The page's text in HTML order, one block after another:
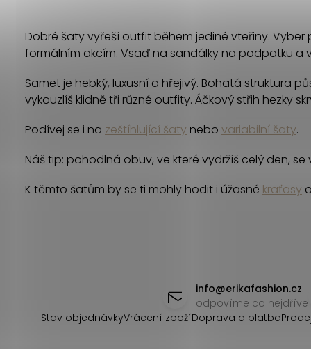
l
á
d
a
c
p
Dobré šaty vyřeší outfit během jediné vteřiny. Vyber
formálním akcím. Vsaď na sandálky na podpatku a
Samet je hebký, luxusní a hřejivý. Bohatá struktura
vykouzlíš klidně tři různé outfity. Áčkový střih hezky
Podívej se i na zeštíhlující šaty nebo variabilní šaty.
Náš tip: pohodlná obuv, ve které vydržíš celý den,
K těmto šatům by se ti mohly hodit i úžasné kraťasy
info@erikafashion.cz
odpovíme co nejdříve
Stav objednávkyVrácení zbožíDoprava a platba